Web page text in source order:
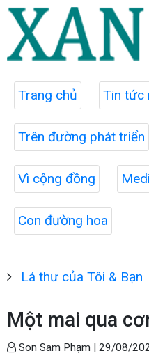
Trang chủ Tin tức
Trên đường phát triển
Vì cộng đồng
Con đường hoa
Lá thư của Tôi & Bạn
Một mai qua
Son Sam Phạm | 29/08/